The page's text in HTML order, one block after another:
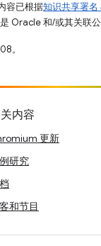
容已根据知识共享署
Oracle 和/或其关联公
。
内容
更新
研究
和节目